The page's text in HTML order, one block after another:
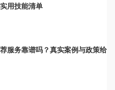
用技能清单
服务靠谱吗？真实案例与政策给